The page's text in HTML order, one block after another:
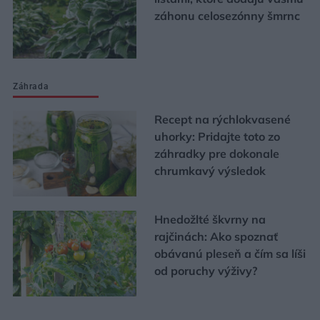
záhonu celosezónny šmrnc
Záhrada
Recept na rýchlokvasené
uhorky: Pridajte toto zo
záhradky pre dokonale
chrumkavý výsledok
Hnedožlté škvrny na
rajčinách: Ako spoznať
obávanú pleseň a čím sa líši
od poruchy výživy?